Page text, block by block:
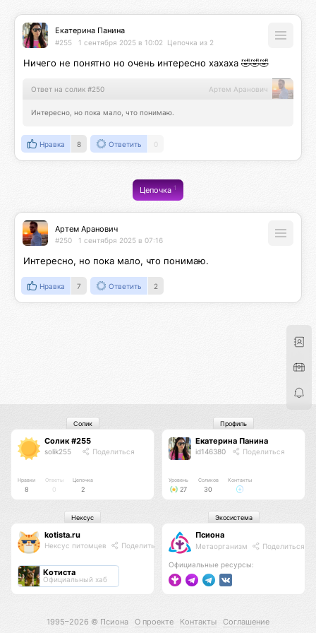
Екатерина Панина
#255 1 сентября 2025 в 10:02 Цепочка из 2
Ничего не понятно но очень интересно хахаха 🤣🤣🤣
Ответ на солик #250 Артем Аранович
Интересно, но пока мало, что понимаю.
Нравка 8 Ответить 0
Цепочка1
Артем Аранович
#250 1 сентября 2025 в 07:16
Интересно, но пока мало, что понимаю.
Нравка 7 Ответить 2
Солик #255
solik255 Поделиться
Нравки
8
Ответы
0
Цепочка
2
Солик
Екатерина Панина
id146380 Поделиться
Уровень
27
Соликов
30
Контакты
Профиль
kotista.ru
Нексус питомцев Поделиться
Котиста
Официальный хаб
Нексус
Псиона
Метаорганизм Поделиться
Официальные ресурсы:
Экосистема
1995–2026 © Псиона О проекте Контакты
Соглашение